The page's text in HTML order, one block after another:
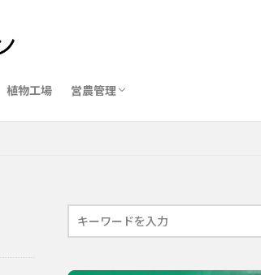
植物工場 営農管理
圃場管理アプリおすすめ10選
農業用トイレ比較
バイオスティミュラント完全ガイド